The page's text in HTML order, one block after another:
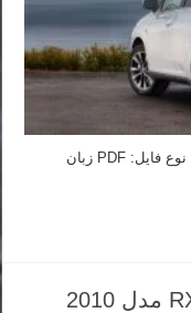
دفترچه راهنمای لکسوس RX350 مدل 2015 نوع فایل: PDF زبان